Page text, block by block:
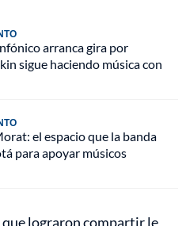
arranca gira por
sigue haciendo música con
el espacio que la banda
para apoyar músicos
lograron compartir le